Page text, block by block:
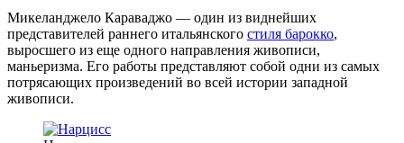
Микеланджело Караваджо — один из виднейших
представителей раннего итальянского стиля барокко,
выросшего из еще одного направления живописи,
маньеризма. Его работы представляют собой одни из самых
потрясающих произведений во всей истории западной
живописи.